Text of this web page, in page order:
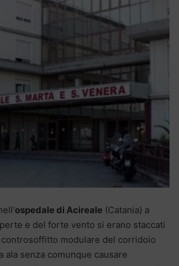
ospedale di Acireale (Catania) a
e del forte vento si erano staccati
modulare del corridoio
ala senza comunque causare